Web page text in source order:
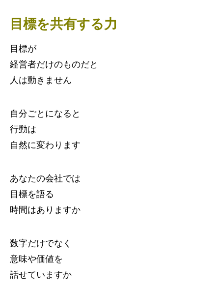
目標を共有する力
目標が
経営者だけのものだと
人は動きません
自分ごとになると
行動は
自然に変わります
あなたの会社では
目標を語る
時間はありますか
数字だけでなく
意味や価値を
話せていますか